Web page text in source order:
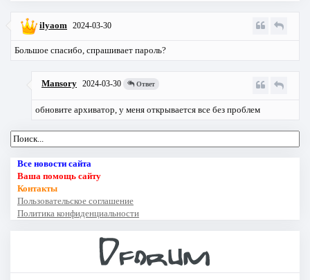
ilyaom 2024-03-30
Большое спасибо, спрашивает пароль?
Mansory 2024-03-30 Ответ
обновите архиватор, у меня открывается все без проблем
Все новости сайта
Ваша помощь сайту
Контакты
Пользовательское соглашение
Политика конфиденциальности